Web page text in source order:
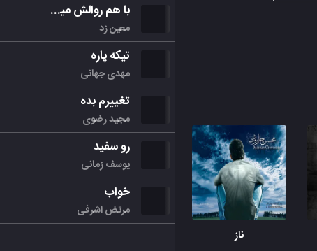
ناز
با هم روالش میکنیم
معین زد
تیکه پاره
مهدی جهانی
تغییرم بده
مجید رضوی
رو سفید
یوسف زمانی
خواب
مرتض اشرفی